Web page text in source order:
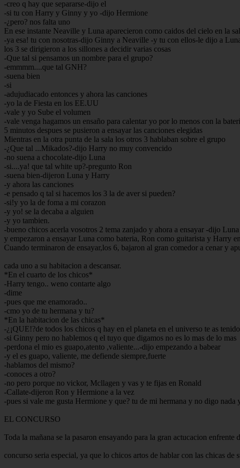
-creo q hay que separarse-dijo el
-si tu con Harry y Ginny y yo -dijo Hermione
-¿pero? nos falta uno
En ese instante Neaville y Luna aparecieron como caidos del cielo en la
-ya esa! tu con nosotras-dijo Ginny a Neaville -y tu con ellos-le dijo a
los 3 se dirigieron a los sillones a decidir varias cosas
-Que tal si pensamos un nombre para el grupo?
-emmmm....que tal GNH?
-suena bien
-si
-adujudiacado entonces y ahora las canciones
-yo la de Fiesta en los EE.UU
-vale y yo Sube el volumen
-vale venga hagamos un ensaño para calentar yo por lo menos con la
5 minutos despues se pusieron a ensayar las canciones elegidas
Mientras en la otra punta de la sala los otros 3 hablaban sobre el grupo
-¿Que tal ...Mikados?-dijo Harry no muy convencido
-no suena a chocolate-dijo Luna
-si....ya! que tal white up?-pregunto Ron
-suena bien-dijeron Luna y Harry
-y ahora las canciones
-e pensado q tal si hacemos los 3 la de aver si pueden?
-si!y yo la de foma a mi corazon
-y yo! se la decaba a alguien
-y yo tambien.
-bueno chicos acerla vosotros 2 tema zanjado y ahora a ensayar -dijo Luna
y empezaron a ensayar Luna como bateria, Ron como guitarista y Harry
Cuando terminaron de ensayar,los 6, bajaron al gran comedor a cenar y
cada uno a su habitacion a descansar.
*En el cuarto de los chicos*
-Harry tengo.. weno contarte algo
-dime
-pues que me enamorado..
-cmo yo de tu hermana y tu?
*En la habitacion de las chicas*
-¿¡QUE!?de todos los chicos q hay en el planeta en el universo te as
-si Ginny pero no hablemos q el tuyo que digamos no es lo mas de lo mas
-perdona el mio es guapo,atento ,valiente...-dijo empezando a babear
-y el es guapo, valiente, me defiende siempre,fuerte
-hablamos del mismo?
-conoces a otro?
-no pero porque no vickor, Mcllagen y vas y te fijas en Ronald
-Callate-dijeron Ron y Hermione a la vez
-pues si vale me gusta Hermione y que? tu de mi hermana y no digo
EL CONCURSO
Toda la mañana se la pasaron ensayando para la gran actucacion enfrente
concurso seria especial, ya que lo chicos artos de hablar con las chicas de